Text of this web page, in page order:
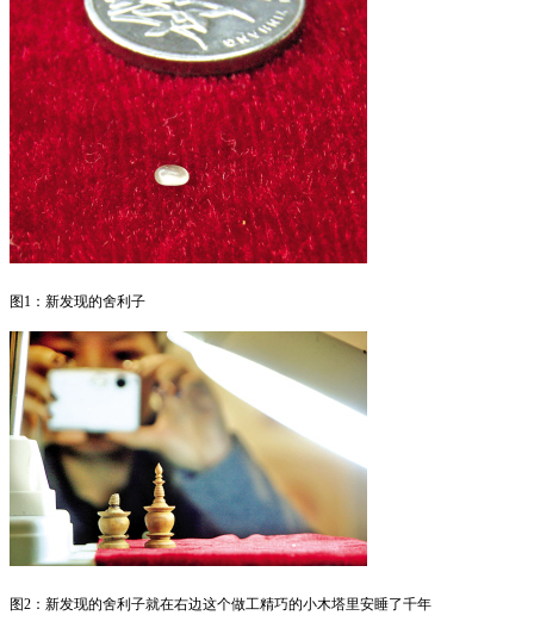
图1：新发现的舍利子
图2：新发现的舍利子就在右边这个做工精巧的小木塔里安睡了千年